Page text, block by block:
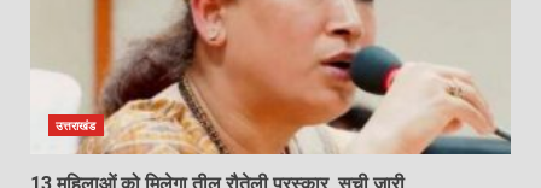
उत्तराखंड